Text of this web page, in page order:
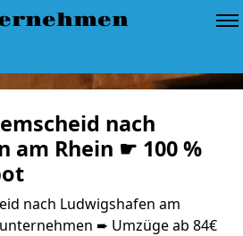
nach
am Rhein ☛ 100 %
nach Ludwigshafen am
➨ Umzüge ab 84€